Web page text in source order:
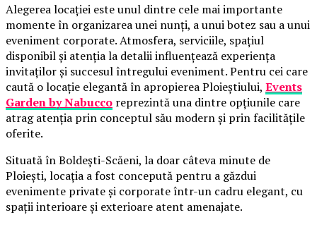
Alegerea locației este unul dintre cele mai importante
momente în organizarea unei nunți, a unui botez sau a unui
eveniment corporate. Atmosfera, serviciile, spațiul
disponibil și atenția la detalii influențează experiența
invitaților și succesul întregului eveniment. Pentru cei care
caută o locație elegantă în apropierea Ploieștiului, Events
Garden by Nabucco reprezintă una dintre opțiunile care
atrag atenția prin conceptul său modern și prin facilitățile
oferite.
Situată în Boldești-Scăeni, la doar câteva minute de
Ploiești, locația a fost concepută pentru a găzdui
evenimente private și corporate într-un cadru elegant, cu
spații interioare și exterioare atent amenajate.